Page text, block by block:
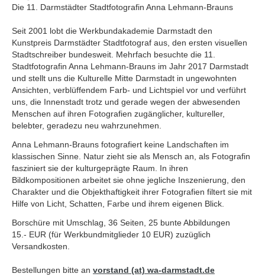
Die 11. Darmstädter Stadtfotografin Anna Lehmann-Brauns
Seit 2001 lobt die Werkbundakademie Darmstadt den
Kunstpreis Darmstädter Stadtfotograf aus, den ersten visuellen
Stadtschreiber bundesweit. Mehrfach besuchte die 11.
Stadtfotografin Anna Lehmann-Brauns im Jahr 2017 Darmstadt
und stellt uns die Kulturelle Mitte Darmstadt in ungewohnten
Ansichten, verblüffendem Farb- und Lichtspiel vor und verführt
uns, die Innenstadt trotz und gerade wegen der abwesenden
Menschen auf ihren Fotografien zugänglicher, kultureller,
belebter, geradezu neu wahrzunehmen.
Anna Lehmann-Brauns fotografiert keine Landschaften im
klassischen Sinne. Natur zieht sie als Mensch an, als Fotografin
fasziniert sie der kulturgeprägte Raum. In ihren
Bildkompositionen arbeitet sie ohne jegliche Inszenierung, den
Charakter und die Objekthaftigkeit ihrer Fotografien filtert sie mit
Hilfe von Licht, Schatten, Farbe und ihrem eigenen Blick.
Borschüre mit Umschlag, 36 Seiten, 25 bunte Abbildungen
15.- EUR (für Werkbundmitglieder 10 EUR) zuzüglich
Versandkosten.
Bestellungen bitte an vorstand (at) wa-darmstadt.de